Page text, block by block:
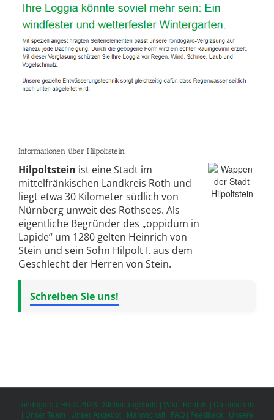
Informationen über Hilpoltstein
Hilpoltstein ist eine Stadt im
mittelfränkischen Landkreis Roth und
liegt etwa 30 Kilometer südlich von
Nürnberg unweit des Rothsees. Als
eigentliche Begründer des „oppidum in
Lapide“ um 1280 gelten Heinrich von
Stein und sein Sohn Hilpolt I. aus dem
Geschlecht der Herren von Stein.
Schreiben Sie uns!
rondogard oHG © 2026 | Stellenangebote | Wiki | Kontakt | Datenschutz
| Unser Team | Unser Angebot| Mannschaft| FAQ| Feedback | Unsere